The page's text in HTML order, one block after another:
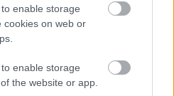
enable storage
cookies on web or
enable storage
the website or app.
έχουμε γραπτό λόγο,
τον τόνο αυτών που
Η αίσθηση του
κυριαρχεί. Οι
Ναυσικά
συνθέτουν ένα